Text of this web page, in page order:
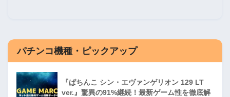
パチンコ機種・ピックアップ
『ぱちんこ シン・エヴァンゲリオン 129 LT
ver.』驚異の91%継続！最新ゲーム性を徹底解